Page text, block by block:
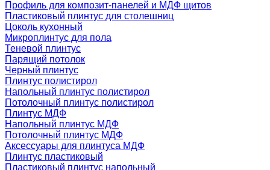
Профиль для композит-панелей и МДФ щитов
Пластиковый плинтус для столешниц
Цоколь кухонный
Микроплинтус для пола
Теневой плинтус
Парящий потолок
Черный плинтус
Плинтус полистирол
Напольный плинтус полистирол
Потолочный плинтус полистирол
Плинтус МДФ
Напольный плинтус МДФ
Потолочный плинтус МДФ
Аксессуары для плинтуса МДФ
Плинтус пластиковый
Пластиковый плинтус напольный